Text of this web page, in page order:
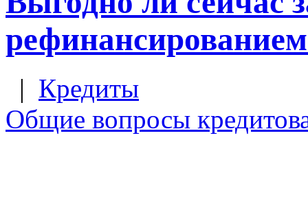
| Кредиты
Общие вопросы